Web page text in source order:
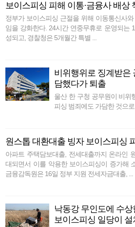
보이스피싱 피해 이통·금융사 배상
정부가 보이스피싱 근절을 위해 이동통신사
임을 강화한다. 24시간 연중무휴로 운영되는
성되고, 경찰청은 5개월간 특별 ...
비위행위로 징계받은
담했다가 퇴출
울산 한 구청 공무원이 비위
피싱 범죄에도 가담한 것으로
원스톱 대환대출 빙자 보이스피싱
아파트 주택담보대출, 전세대출까지 온라인
대되면서 이를 악용한 보이스피싱이 증가해
금융감독원은 16일 정부 지원 전세자금대출, ...
낙동강 무인도에 수
보이스피싱 일당이 설